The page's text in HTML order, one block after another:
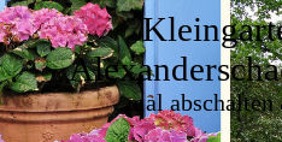
mal abschalten